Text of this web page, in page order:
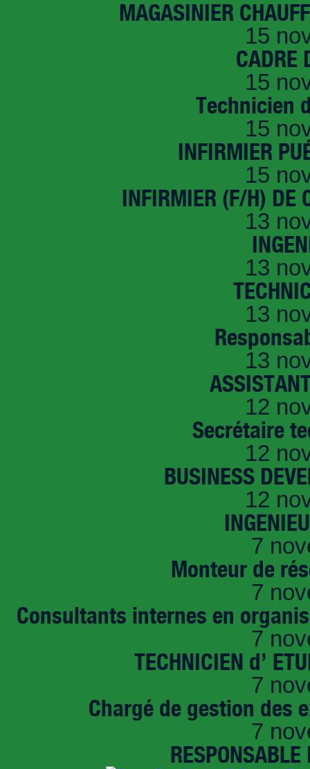
MAGASINIER
15
CADRE
15
Technicien
15
INFIRMIER
15
INFIRMIER (F/H) DE
13
13
13
13
12
Secrétaire
12
BUSINESS
12
7
Monteur de
7
Consultants internes en
7
TECHNICIEN d’
7
Chargé de gestion des
7